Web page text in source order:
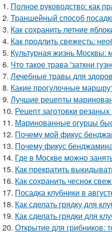
1. Полное руководство: как
2. Траншейный способ
3. Как сохранить летние
4. Как продлить свежесть:
5. Культурная жизнь Москвы:
6. Что такое трава 'заткни
7. Лечебные травы для
8. Какие прогулочные
9. Лучшие рецепты
10. Рецепт заготовки
11. Маринованные огурцы
12. Почему мой фикус
13. Почему фикус
14. Где в Москве можно
15. Как прекратить
16. Как сохранить чеснок
17. Посадка клубники в
18. Как сделать грядку для
19. Как сделать грядки для
20. Открытие для грибников: